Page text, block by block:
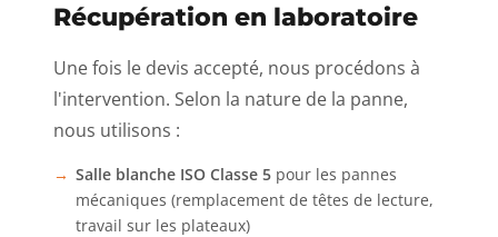
Récupération en laboratoire
Une fois le devis accepté, nous procédons à
l'intervention. Selon la nature de la panne,
nous utilisons :
Salle blanche ISO Classe 5 pour les pannes
mécaniques (remplacement de têtes de lecture,
travail sur les plateaux)